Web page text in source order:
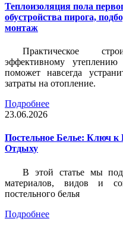
Теплоизоляция пола
обустройства пирога,
монтаж
Практическое
эффективному
поможет навсегда
затраты на отопление.
Подробнее
23.06.2026
Постельное Белье: Ключ
Отдыху
В этой статье мы
материалов, видов и
постельного белья
Подробнее